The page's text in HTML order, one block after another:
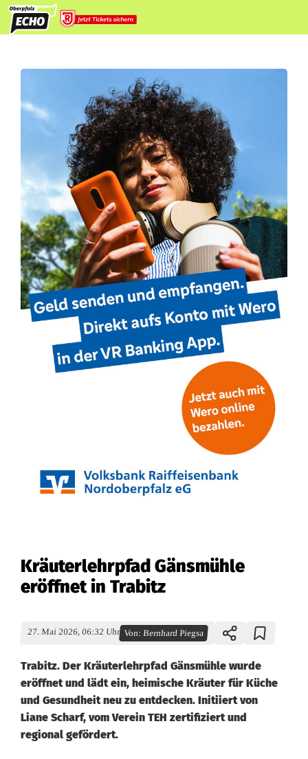
Kräuterlehrpfad Gänsmühle
eröffnet in Trabitz
27. Mai 2026, 06:32 Uhr Von:Bernhard Piegsa
Trabitz. Der Kräuterlehrpfad Gänsmühle wurde
eröffnet und lädt ein, heimische Kräuter für Küche
und Gesundheit neu zu entdecken. Initiiert von
Liane Scharf, vom Verein TEH zertifiziert und
regional gefördert.